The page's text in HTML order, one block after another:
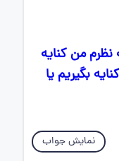
من کنایه
بگیریم یا
نمایش جواب